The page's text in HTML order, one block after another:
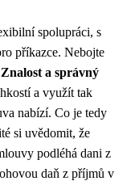
spolupráci, s
příkazce. Nebojte
Znalost a správný
a využít tak
nabízí. Co je tedy
si uvědomit, že
podléhá dani z
daň z příjmů v